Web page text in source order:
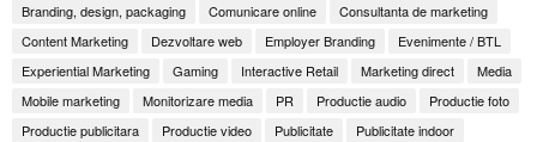
Branding, design, packaging Comunicare online
Consultanta de marketing
Content Marketing
Dezvoltare web Employer Branding
Evenimente / BTL
Experiential Marketing
Gaming Interactive Retail Marketing direct
Media
Mobile marketing
Monitorizare media PR Productie audio
Productie foto
Productie publicitara
Productie video Publicitate
Publicitate indoor